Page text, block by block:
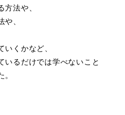
方法や、
や、
いくかなど、
いるだけでは学べないこと